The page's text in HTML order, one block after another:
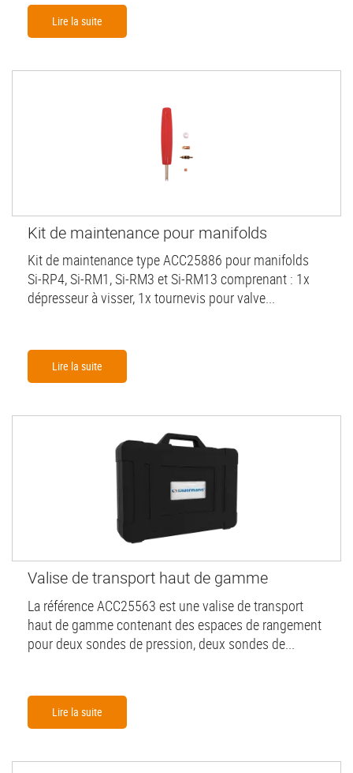
Lire la suite
Kit de maintenance pour manifolds
Kit de maintenance type ACC25886 pour manifolds
Si-RP4, Si-RM1, Si-RM3 et Si-RM13 comprenant : 1x
dépresseur à visser, 1x tournevis pour valve...
Lire la suite
Valise de transport haut de gamme
La référence ACC25563 est une valise de transport
haut de gamme contenant des espaces de rangement
pour deux sondes de pression, deux sondes de...
Lire la suite